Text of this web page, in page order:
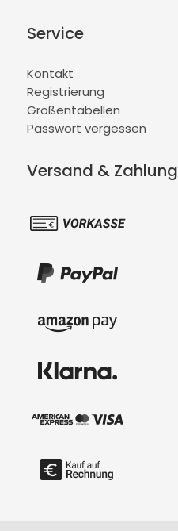
Service
Kontakt
Registrierung
Größentabellen
Passwort vergessen
Versand & Zahlung